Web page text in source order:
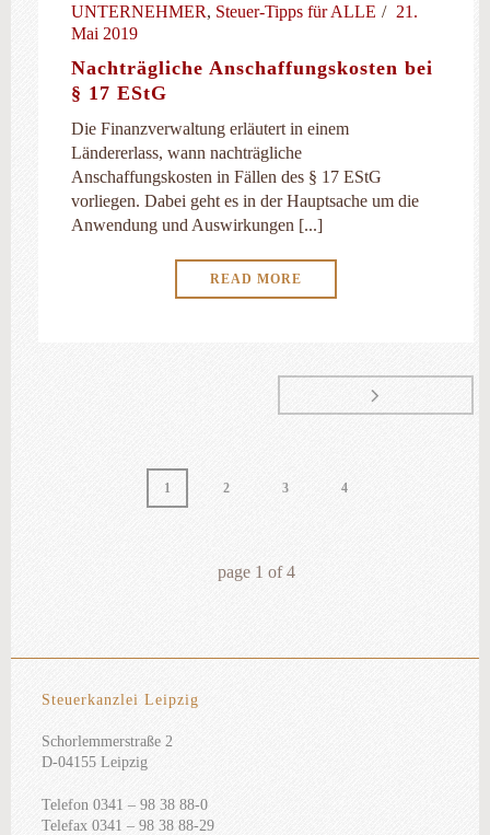
UNTERNEHMER, Steuer-Tipps für ALLE
21.
Mai 2019
Nachträgliche Anschaffungskosten bei
§ 17 EStG
Die Finanzverwaltung erläutert in einem
Ländererlass, wann nachträgliche
Anschaffungskosten in Fällen des § 17 EStG
vorliegen. Dabei geht es in der Hauptsache um die
Anwendung und Auswirkungen [...]
READ MORE
1 2 3 4
page 1 of4
Steuerkanzlei Leipzig
Schorlemmerstraße 2
D-04155 Leipzig
Telefon 0341 – 98 38 88-0
Telefax 0341 – 98 38 88-29